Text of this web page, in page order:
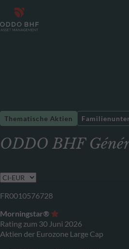
ODDO BHF
Thematische Aktien
FR0010576728
Morningstar®
Rating zum 30 Juni 2026
Aktien der Eurozone Large Cap